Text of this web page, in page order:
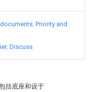
括底座和设于
Priority and
Discuss